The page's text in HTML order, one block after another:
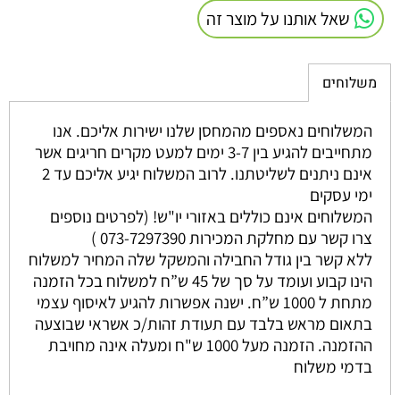
שאל אותנו על מוצר זה
משלוחים
המשלוחים נאספים מהמחסן שלנו ישירות אליכם. אנו
מתחייבים להגיע בין 3-7 ימים למעט מקרים חריגים אשר
אינם ניתנים לשליטתנו. לרוב המשלוח יגיע אליכם עד 2
ימי עסקים
המשלוחים אינם כוללים באזורי יו"ש! (לפרטים נוספים
צרו קשר עם מחלקת המכירות 073-7297390 )
ללא קשר בין גודל החבילה והמשקל שלה המחיר למשלוח
הינו קבוע ועומד על סך של 45 ש”ח למשלוח בכל הזמנה
מתחת ל 1000 ש”ח. ישנה אפשרות להגיע לאיסוף עצמי
בתאום מראש בלבד עם תעודת זהות/כ אשראי שבוצעה
ההזמנה. הזמנה מעל 1000 ש"ח ומעלה אינה מחויבת
בדמי משלוח